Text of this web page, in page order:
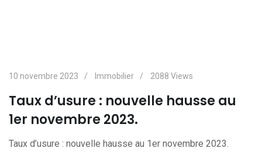
10 novembre 2023 Immobilier 2088 Views
Taux d’usure : nouvelle hausse au
1er novembre 2023.
Taux d’usure : nouvelle hausse au 1er novembre 2023.